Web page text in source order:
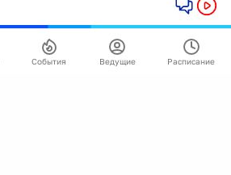
События Ведущие Расписание